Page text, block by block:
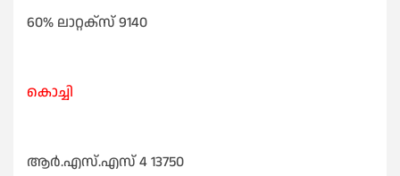
60% ലാറ്റക്സ്‌ 9140
കൊച്ചി
ആർ.എസ്‌.എസ്‌ 4 13750